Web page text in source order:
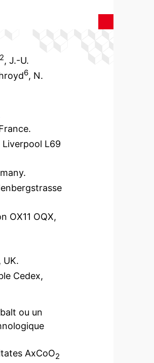
2, J.-U.
6, N.
L69
OX11 OQX,
UK.
Cedex,
ou un
AxCoO2